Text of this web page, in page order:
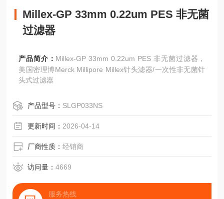
Millex-GP 33mm 0.22um PES 非无菌
过滤器
产品简介： Millex-GP 33mm 0.22um PES 非无菌过滤器，
美国密理博Merck Millipore Millex针头滤器/一次性非无菌针
头式过滤器
产品型号： SLGP033NS
更新时间： 2026-04-14
厂商性质：经销商
访问量：4669
服务热线